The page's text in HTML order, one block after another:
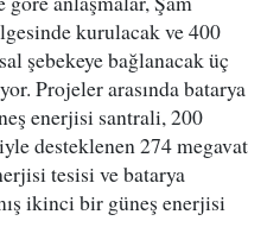
kurulacak ve 400
şebekeye bağlanacak üç
Projeler arasında batarya
enerjisi santrali, 200
desteklenen 274 megavat
tesisi ve batarya
ikinci bir güneş enerjisi